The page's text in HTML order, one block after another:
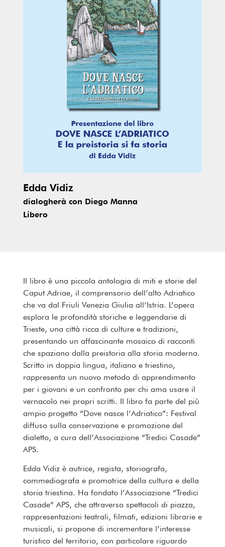
Edda Vidiz
dialogherà con Diego Manna
Libero
Il libro è una piccola antologia di miti e storie del
Caput Adriae, il comprensorio dell’alto Adriatico
che va dal Friuli Venezia Giulia all’Istria. L’opera
esplora le profondità storiche e leggendarie di
Trieste, una città ricca di culture e tradizioni,
presentando un affascinante mosaico di racconti
che spaziano dalla preistoria alla storia moderna.
Scritto in doppia lingua, italiano e triestino,
rappresenta un nuovo metodo di apprendimento
per i giovani e un confronto per chi ama usare il
vernacolo nei propri scritti. Il libro fa parte del più
ampio progetto “Dove nasce l’Adriatico”: Festival
diffuso sulla conservazione e promozione del
dialetto, a cura dell’Associazione “Tredici Casade”
APS.
Edda Vidiz è autrice, regista, storiografa,
commediografa e promotrice della cultura e della
storia triestina. Ha fondato l’Associazione “Tredici
Casade” APS, che attraverso spettacoli di piazza,
rappresentazioni teatrali, filmati, edizioni librarie e
musicali, si propone di incrementare l’interesse
turistico del territorio, con particolare riguardo